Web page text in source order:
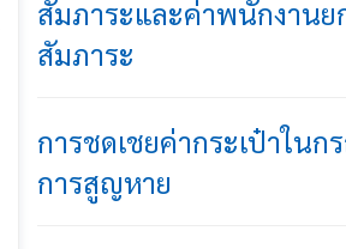
สัมภาระและค่าพนักงานย
สัมภาระ
การชดเชยค่ากระเป๋าในก
การสูญหาย